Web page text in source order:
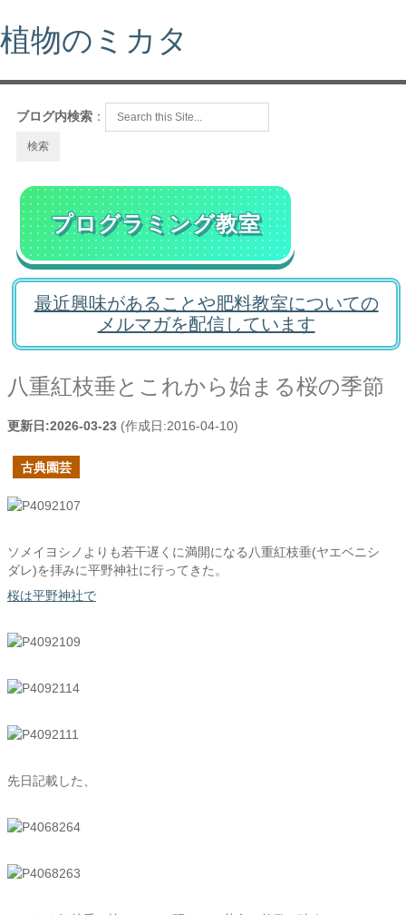
植物のミカタ
ブログ内検索 ：
プログラミング教室
最近興味があることや肥料教室についての
メルマガを配信しています
八重紅枝垂とこれから始まる桜の季節
更新日:2026-03-23 (作成日:2016-04-10)
古典園芸
ソメイヨシノよりも若干遅くに満開になる八重紅枝垂(ヤエベニシ
ダレ)を拝みに平野神社に行ってきた。
桜は平野神社で
先日記載した、